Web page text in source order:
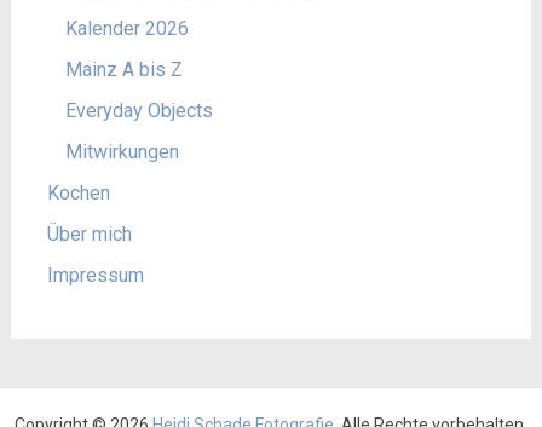
Kalender 2026
Mainz A bis Z
Everyday Objects
Mitwirkungen
Kochen
Über mich
Impressum